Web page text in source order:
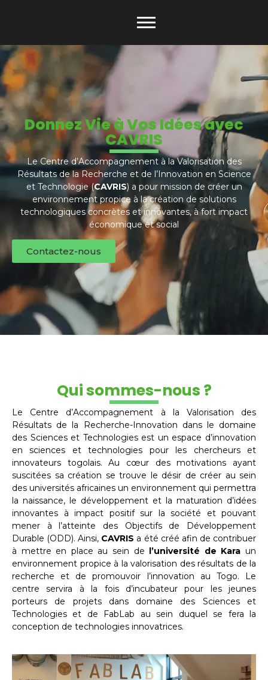
Donnez Vie à Vos Idées avec
CAVRIS
Le Centre d’Accompagnement à la Valorisation des
Résultats de la Recherche et de l’Innovation en Science
et Technologie (CAVRIS) a pour mission de créer un
environnement propice à la création de solutions
technologiques concrètes et innovantes, à fort impact
économique et social
Contactez-nous
Qui sommes-nous ?
Le Centre d’Accompagnement à la Valorisation des
Résultats de la Recherche-Innovation dans le domaine
des Sciences et Technologies est un espace d’innovation
en sciences et technologies pour les chercheurs et
innovateurs togolais. Au cœur des motivations ayant
suscitées sa création se trouve le désir de créer au sein
des universités africaines un environnement qui permettra
la naissance, le développement et la maturation d’idées
innovantes à impact positif sur la société et pouvant
mener à l’atteinte des Objectifs de Développement
Durable (ODD). Ainsi, CAVRIS a été créé afin de contribuer
à mettre en place au sein de
l’université de Kara un
environnement propice à la valorisation des résultats de la
recherche et de promouvoir l’innovation au Togo. Le
centre servira à la fois d’incubateur pour les jeunes
porteurs de projets dans domaine des Sciences et
Technologies et de FabLab au sein duquel se fera la
conception de technologies innovatrices.